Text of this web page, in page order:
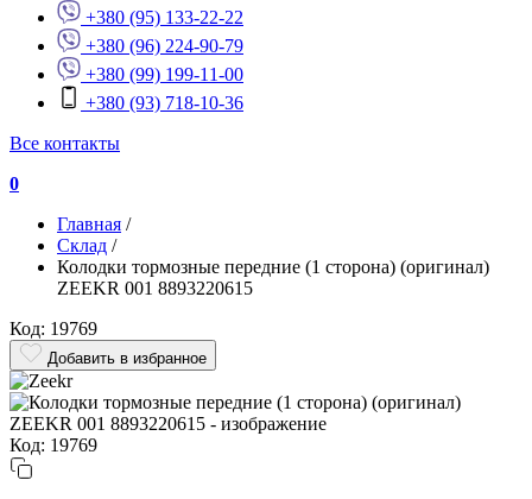
+380 (95) 133-22-22
+380 (96) 224-90-79
+380 (99) 199-11-00
+380 (93) 718-10-36
Все контакты
0
Главная /
Склад /
Колодки тормозные передние (1 сторона) (оригинал)
ZEEKR 001 8893220615
Код: 19769
Добавить в избранное
Код: 19769